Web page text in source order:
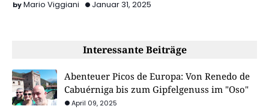
Mario Viggiani Januar 31, 2025
Interessante Beiträge
Abenteuer Picos de Europa: Von Renedo de
Cabuérniga bis zum Gipfelgenuss im "Oso"
April 09, 2025